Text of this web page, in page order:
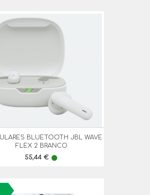
BLUETOOTH JBL WAVE
FLEX 2 BRANCO
Preço
55,44 € lens